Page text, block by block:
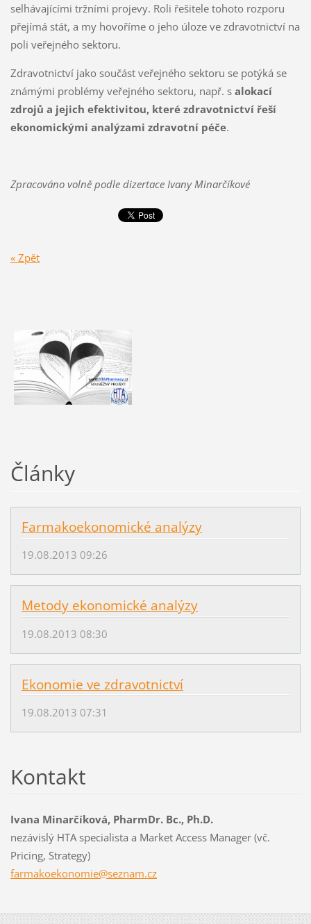
selhávajícími tržními projevy. Roli řešitele tohoto rozporu
přejímá stát, a my hovoříme o jeho úloze ve zdravotnictví na
poli veřejného sektoru.
Zdravotnictví jako součást veřejného sektoru se potýká se
známými problémy veřejného sektoru, např. s alokací
zdrojů a jejich efektivitou, které zdravotnictví řeší
ekonomickými analýzami zdravotní péče.
Zpracováno volně podle dizertace Ivany Minarčíkové
« Zpět
Články
Farmakoekonomické analýzy
19.08.2013 09:26
Metody ekonomické analýzy
19.08.2013 08:30
Ekonomie ve zdravotnictví
19.08.2013 07:31
Kontakt
Ivana Minarčíková, PharmDr. Bc., Ph.D.
nezávislý HTA specialista a Market Access Manager (vč.
Pricing, Strategy)
farmakoekonomie@seznam.cz